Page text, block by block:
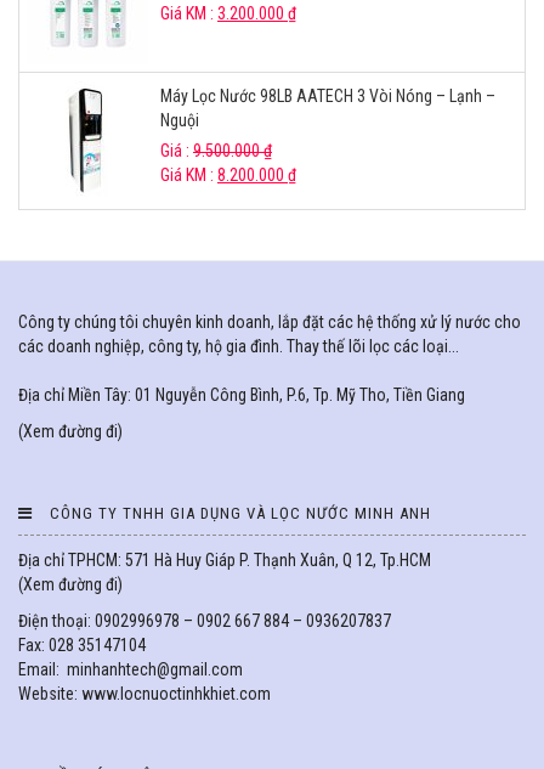
Giá KM : 3.200.000 ₫
Máy Lọc Nước 98LB AATECH 3 Vòi Nóng – Lạnh –
Nguội
Giá : 9.500.000₫
Giá KM : 8.200.000 ₫
Công ty chúng tôi chuyên kinh doanh, lắp đặt các hệ thống xử lý nước cho
các doanh nghiệp, công ty, hộ gia đình. Thay thế lõi lọc các loại...
Địa chỉ Miền Tây: 01 Nguyễn Công Bình, P.6, Tp. Mỹ Tho, Tiền Giang
(Xem đường đi)
CÔNG TY TNHH GIA DỤNG VÀ LỌC NƯỚC MINH ANH
Địa chỉ TPHCM: 571 Hà Huy Giáp P. Thạnh Xuân, Q 12, Tp.HCM
(Xem đường đi)
Điện thoại: 0902996978 – 0902 667 884 – 0936207837
Fax: 028 35147104
Email: minhanhtech@gmail.com
Website: www.locnuoctinhkhiet.com